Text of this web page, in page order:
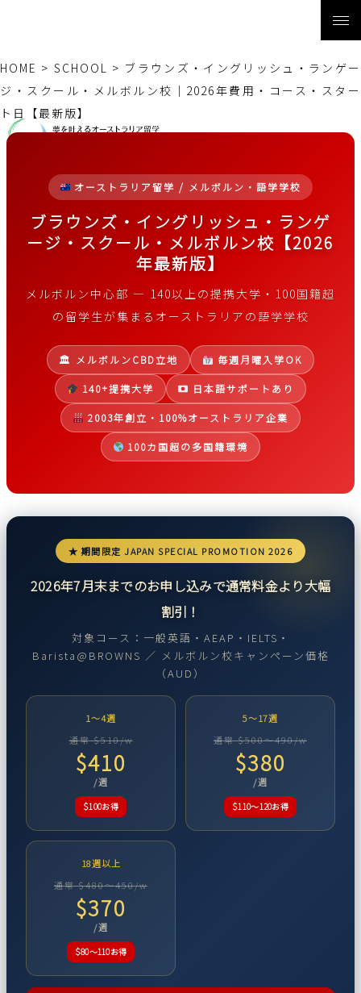
HOME > SCHOOL > ブラウンズ・イングリッシュ・ランゲー
ジ・スクール・メルボルン校｜2026年費用・コース・スター
ト日【最新版】
オーストラリア留学 / メルボルン・語学学校
ブラウンズ・イングリッシュ・ランゲ
ージ・スクール・メルボルン校【2026
年最新版】
メルボルン中心部 ― 140以上の提携大学・100国籍超
の留学生が集まるオーストラリアの語学学校
🏛 メルボルンCBD立地 毎週月曜入学OK
140+提携大学 日本語サポートあり
2003年創立・100%オーストラリア企業
100カ国超の多国籍環境
★ 期間限定 JAPAN SPECIAL PROMOTION 2026
2026年7月末までのお申し込みで通常料金より大幅
割引！
対象コース：一般英語・AEAP・IELTS・
Barista@BROWNS ／ メルボルン校キャンペーン価格
（AUD）
1〜4週
通常 $510/w
$410
/週
$100お得
5〜17週
通常 $500〜490/w
$380
/週
$110〜120お得
18週以上
通常 $480〜450/w
$370
/週
$80〜110お得